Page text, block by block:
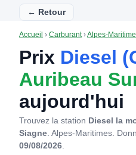
← Retour
Accueil › Carburant›Alpes-
Prix Diesel
Auribeau
aujourd'hui
Trouvez la station Diesel la
Siagne. Alpes-Maritimes.
09/08/2026.